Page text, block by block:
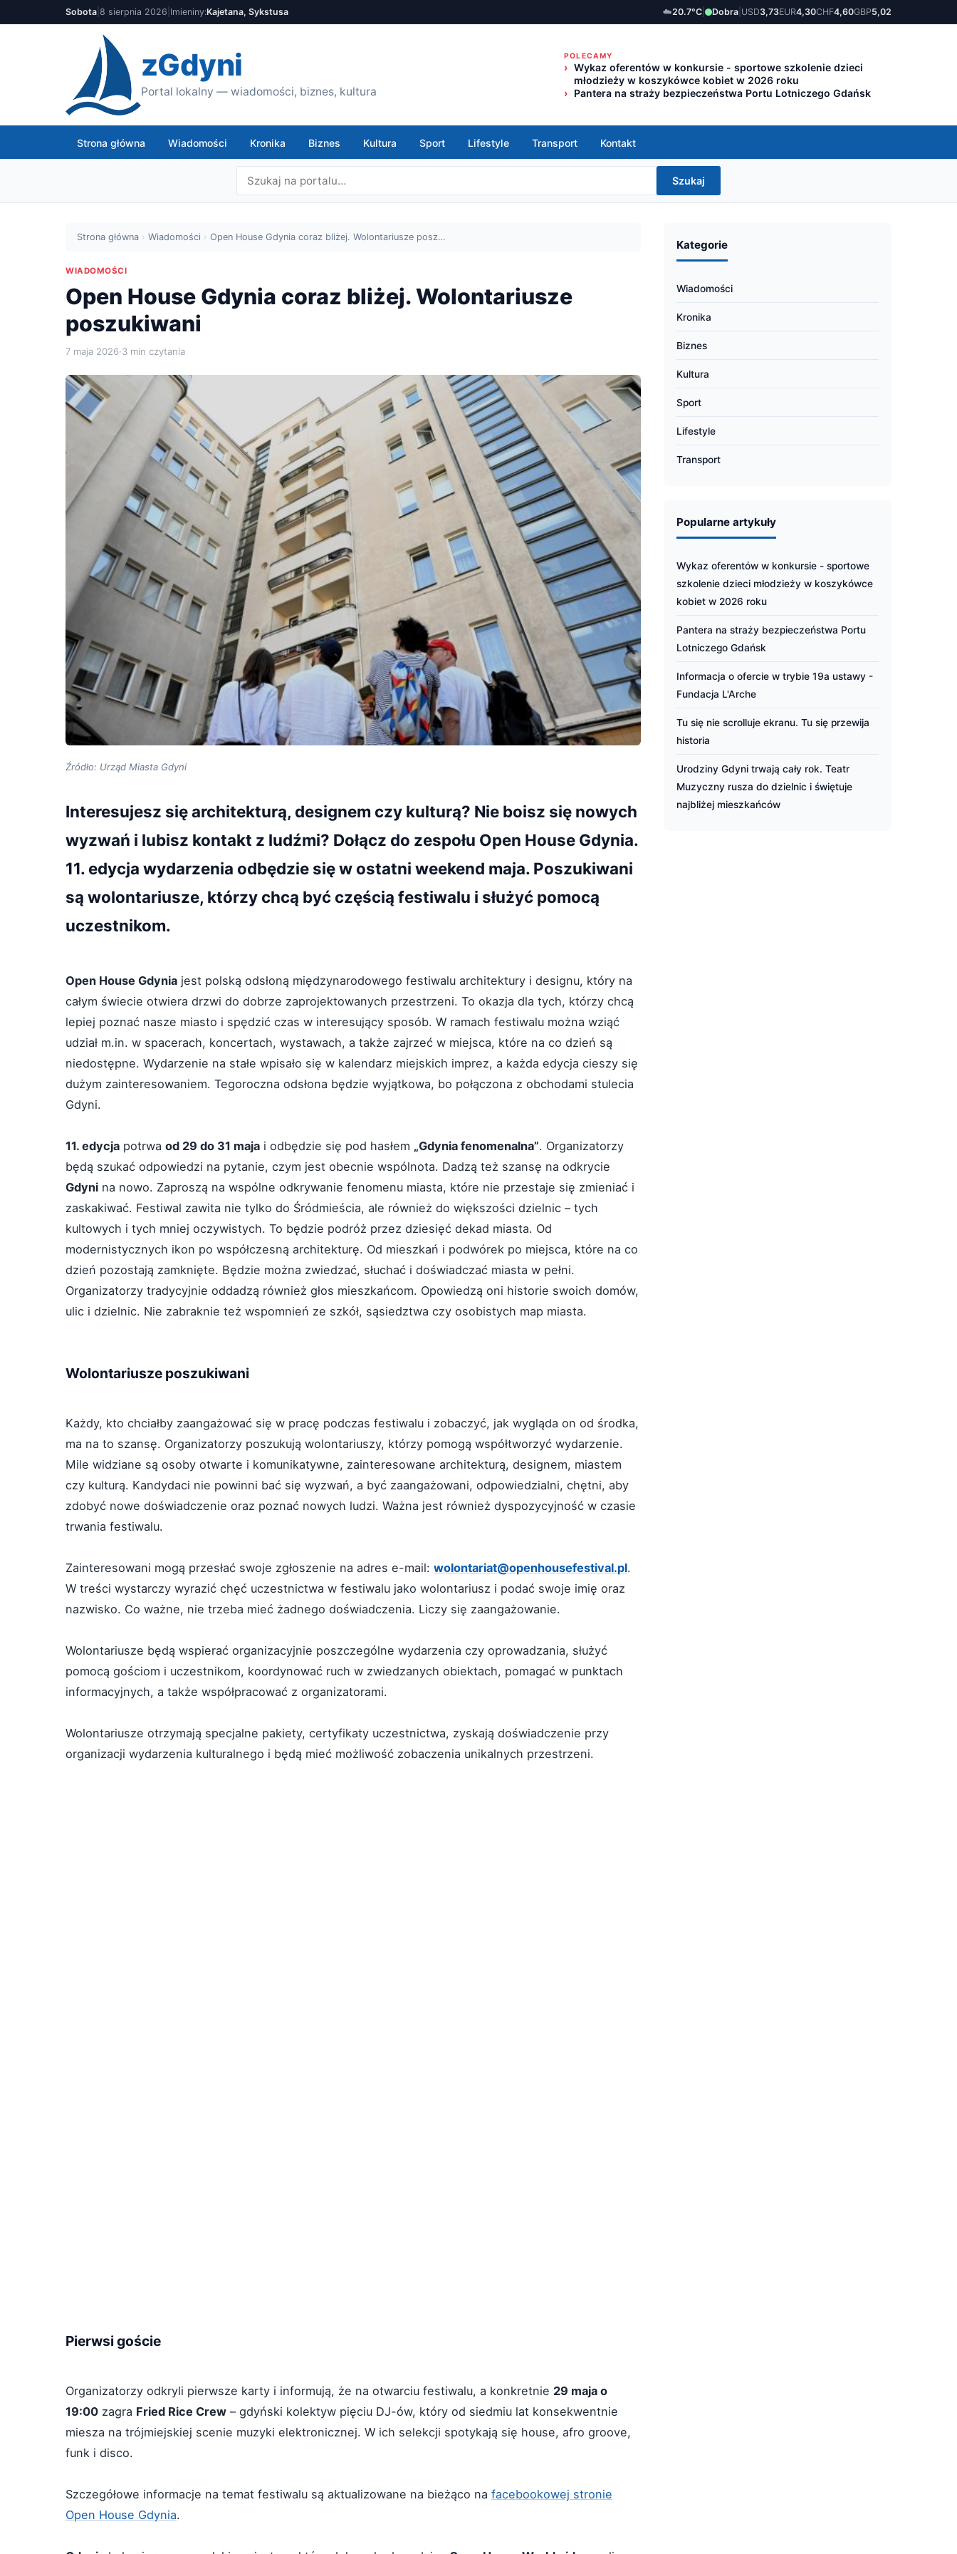
Sobota 8 sierpnia 2026 Imieniny:Kajetana, Sykstusa ☁️20.7°C Dobra USD3,73EUR4,30CHF4,60GBP5,02
zGdyni
Portal lokalny — wiadomości, biznes, kultura
POLECAMY
Wykaz oferentów w konkursie - sportowe szkolenie dzieci
młodzieży w koszykówce kobiet w 2026 roku
Pantera na straży bezpieczeństwa Portu Lotniczego Gdańsk
Strona główna Wiadomości Kronika Biznes Kultura Sport Lifestyle Transport Kontakt
Szukaj
Strona główna › Wiadomości › Open House Gdynia coraz bliżej. Wolontariusze posz…
WIADOMOŚCI
Open House Gdynia coraz bliżej. Wolontariusze
poszukiwani
7 maja 2026·3 min czytania
Źródło: Urząd Miasta Gdyni
Interesujesz się architekturą, designem czy kulturą? Nie boisz się nowych
wyzwań i lubisz kontakt z ludźmi? Dołącz do zespołu Open House Gdynia.
11. edycja wydarzenia odbędzie się w ostatni weekend maja. Poszukiwani
są wolontariusze, którzy chcą być częścią festiwalu i służyć pomocą
uczestnikom.
Open House Gdynia jest polską odsłoną międzynarodowego festiwalu architektury i designu, który na
całym świecie otwiera drzwi do dobrze zaprojektowanych przestrzeni. To okazja dla tych, którzy chcą
lepiej poznać nasze miasto i spędzić czas w interesujący sposób. W ramach festiwalu można wziąć
udział m.in. w spacerach, koncertach, wystawach, a także zajrzeć w miejsca, które na co dzień są
niedostępne. Wydarzenie na stałe wpisało się w kalendarz miejskich imprez, a każda edycja cieszy się
dużym zainteresowaniem. Tegoroczna odsłona będzie wyjątkowa, bo połączona z obchodami stulecia
Gdyni.
11. edycja potrwa od 29 do 31 maja i odbędzie się pod hasłem „Gdynia fenomenalna”. Organizatorzy
będą szukać odpowiedzi na pytanie, czym jest obecnie wspólnota. Dadzą też szansę na odkrycie
Gdyni na nowo. Zaproszą na wspólne odkrywanie fenomenu miasta, które nie przestaje się zmieniać i
zaskakiwać. Festiwal zawita nie tylko do Śródmieścia, ale również do większości dzielnic – tych
kultowych i tych mniej oczywistych. To będzie podróż przez dziesięć dekad miasta. Od
modernistycznych ikon po współczesną architekturę. Od mieszkań i podwórek po miejsca, które na co
dzień pozostają zamknięte. Będzie można zwiedzać, słuchać i doświadczać miasta w pełni.
Organizatorzy tradycyjnie oddadzą również głos mieszkańcom. Opowiedzą oni historie swoich domów,
ulic i dzielnic. Nie zabraknie też wspomnień ze szkół, sąsiedztwa czy osobistych map miasta.
Wolontariusze poszukiwani
Każdy, kto chciałby zaangażować się w pracę podczas festiwalu i zobaczyć, jak wygląda on od środka,
ma na to szansę. Organizatorzy poszukują wolontariuszy, którzy pomogą współtworzyć wydarzenie.
Mile widziane są osoby otwarte i komunikatywne, zainteresowane architekturą, designem, miastem
czy kulturą. Kandydaci nie powinni bać się wyzwań, a być zaangażowani, odpowiedzialni, chętni, aby
zdobyć nowe doświadczenie oraz poznać nowych ludzi. Ważna jest również dyspozycyjność w czasie
trwania festiwalu.
Zainteresowani mogą przesłać swoje zgłoszenie na adres e-mail: wolontariat@openhousefestival.pl.
W treści wystarczy wyrazić chęć uczestnictwa w festiwalu jako wolontariusz i podać swoje imię oraz
nazwisko. Co ważne, nie trzeba mieć żadnego doświadczenia. Liczy się zaangażowanie.
Wolontariusze będą wspierać organizacyjnie poszczególne wydarzenia czy oprowadzania, służyć
pomocą gościom i uczestnikom, koordynować ruch w zwiedzanych obiektach, pomagać w punktach
informacyjnych, a także współpracować z organizatorami.
Wolontariusze otrzymają specjalne pakiety, certyfikaty uczestnictwa, zyskają doświadczenie przy
organizacji wydarzenia kulturalnego i będą mieć możliwość zobaczenia unikalnych przestrzeni.
Pierwsi goście
Organizatorzy odkryli pierwsze karty i informują, że na otwarciu festiwalu, a konkretnie 29 maja o
19:00 zagra Fried Rice Crew – gdyński kolektyw pięciu DJ-ów, który od siedmiu lat konsekwentnie
miesza na trójmiejskiej scenie muzyki elektronicznej. W ich selekcji spotykają się house, afro groove,
funk i disco.
Szczegółowe informacje na temat festiwalu są aktualizowane na bieżąco na facebookowej stronie
Open House Gdynia.
Kategorie
Wiadomości
Kronika
Biznes
Kultura
Sport
Lifestyle
Transport
Popularne artykuły
Wykaz oferentów w konkursie - sportowe
szkolenie dzieci młodzieży w koszykówce
kobiet w 2026 roku
Pantera na straży bezpieczeństwa Portu
Lotniczego Gdańsk
Informacja o ofercie w trybie 19a ustawy -
Fundacja L'Arche
Tu się nie scrolluje ekranu. Tu się przewija
historia
Urodziny Gdyni trwają cały rok. Teatr
Muzyczny rusza do dzielnic i świętuje
najbliżej mieszkańców